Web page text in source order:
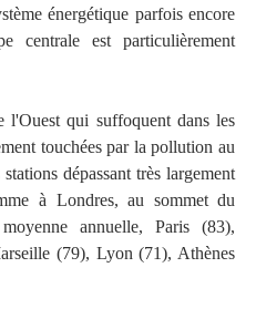
énergétique parfois encore
centrale est particulièrement
l'Ouest qui suffoquent dans les
touchées par la pollution au
dépassant très largement
à Londres, au sommet du
annuelle, Paris (83),
(79), Lyon (71), Athènes